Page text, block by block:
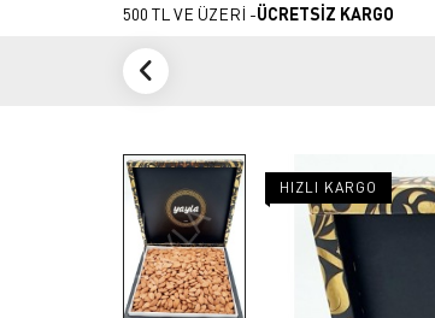
500 TL VE ÜZERİ -ÜCRETSİZ KARGO
HIZLI KARGO